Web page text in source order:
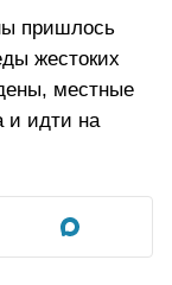
пришлось
жестоких
местные
и идти на